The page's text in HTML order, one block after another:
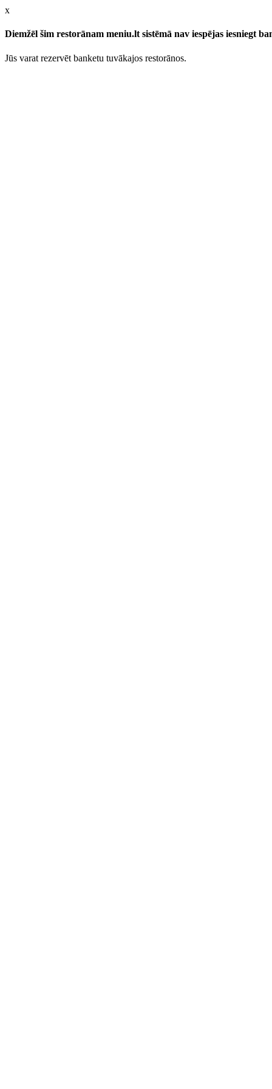
x
Diemžēl šim restorānam meniu.lt sistēmā nav iespējas iesniegt
Jūs varat rezervēt banketu tuvākajos restorānos.